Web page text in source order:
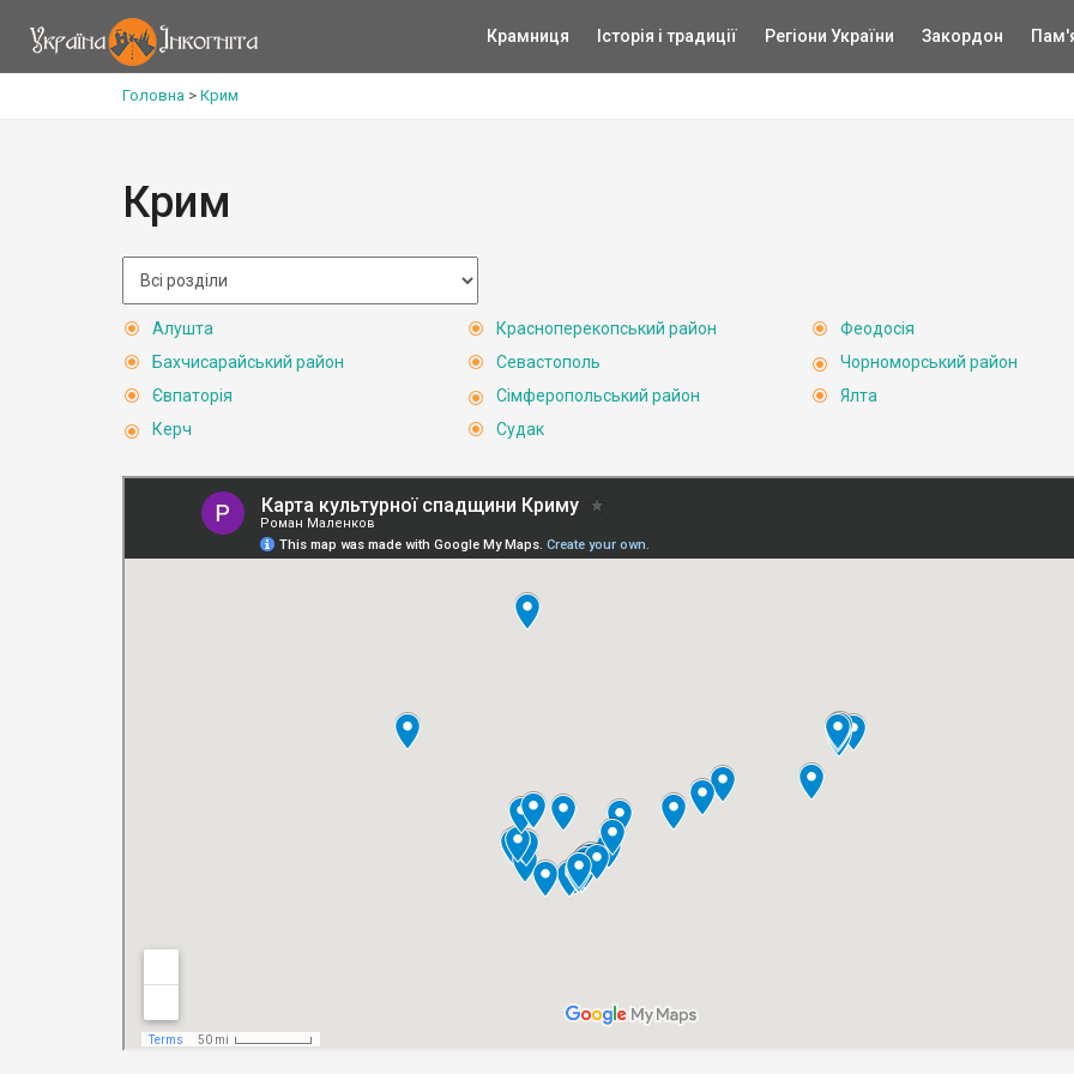
Крамниця Історія і традиції Регіони України Закордон
Головна > Крим
Крим
Алушта
Бахчисарайський район
Євпаторія
Керч
Красноперекопський район
Севастополь
Сімферопольський район
Судак
Феодосія
Чорноморський район
Ялта